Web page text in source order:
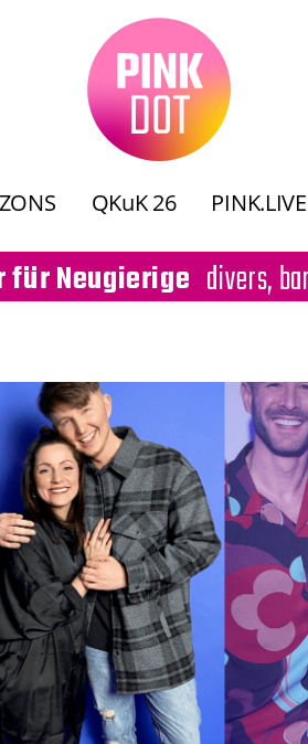
QKuK 26 PINK.LIVE
für Neugierige divers,